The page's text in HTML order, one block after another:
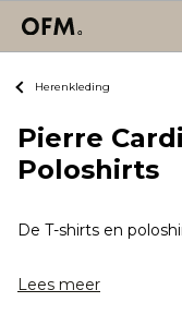
Herenkleding
Pierre
Poloshirts
De T-shirts en
Lees meer